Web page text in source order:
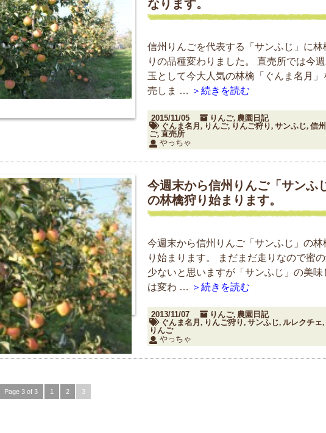
なります。
信州りんごを代表する「サンふじ」に林
りの品種変わりました。 直売所では今週
玉として今大人気の林檎「ぐんま名月」
売しま … ＞続きを読む
2015/11/05 りんご, 農園日記
ぐんま名月, りんご, りんご狩り, サンふじ, 信
ご, 直売所
やっちゃ
今週末から信州りんご「サンふ
の林檎狩り始まります。
今週末から信州りんご「サンふじ」の林
り始まります。 まだまだ走りなので蜜
少ないと思いますが「サンふじ」の美味
は変わ … ＞続きを読む
2013/11/07 りんご, 農園日記
ぐんま名月, りんご狩り, サンふじ, ルレクチェ,
りんご
やっちゃ
Page 3 of 3 1 2 3